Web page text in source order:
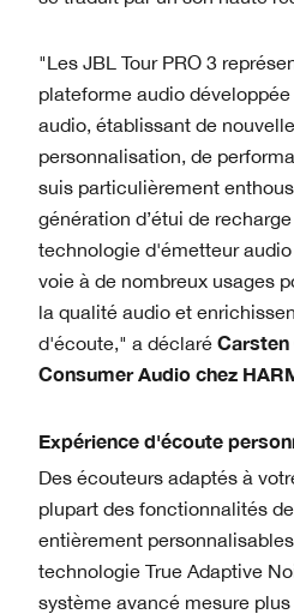
"Les JBL Tour PRO 3
plateforme audio
audio, établissant de
personnalisation, de
suis particulièrement
génération d’étui de
technologie d'émetteur
voie à de nombreux usages
la qualité audio et
d'écoute," a déclaré Carsten
Consumer Audio chez
Expérience d'écoute
Des écouteurs adaptés à
plupart des fonctionnalités
entièrement
technologie True Adaptive
système avancé mesure